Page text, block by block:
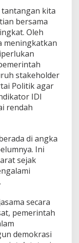
tantangan kita
bersama
Oleh
meningkatkan
stakeholder
Politik agar
IDI
rendah
di angka
Ini
sejak
secara
pemerintah
demokrasi